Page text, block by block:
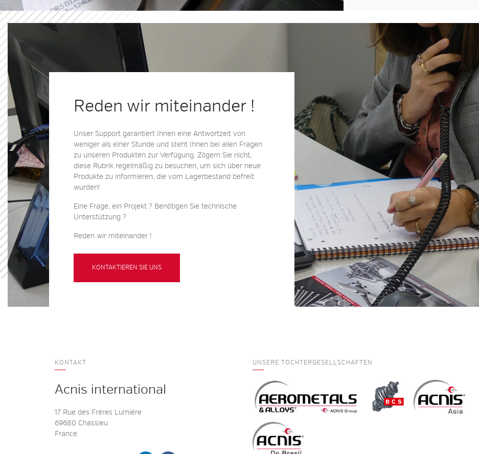
Reden wir miteinander !
Unser Support garantiert Ihnen eine Antwortzeit von
weniger als einer Stunde und steht Ihnen bei allen Fragen
zu unseren Produkten zur Verfügung. Zögern Sie nicht,
diese Rubrik regelmäßig zu besuchen, um sich über neue
Produkte zu informieren, die vom Lagerbestand befreit
wurden!
Eine Frage, ein Projekt ? Benötigen Sie technische
Unterstützung ?
Reden wir miteinander !
KONTAKTIEREN SIE UNS
KONTAKT
Acnis international
17 Rue des Frères Lumière
69680 Chassieu
France
UNSERE TOCHTERGESELLSCHAFTEN